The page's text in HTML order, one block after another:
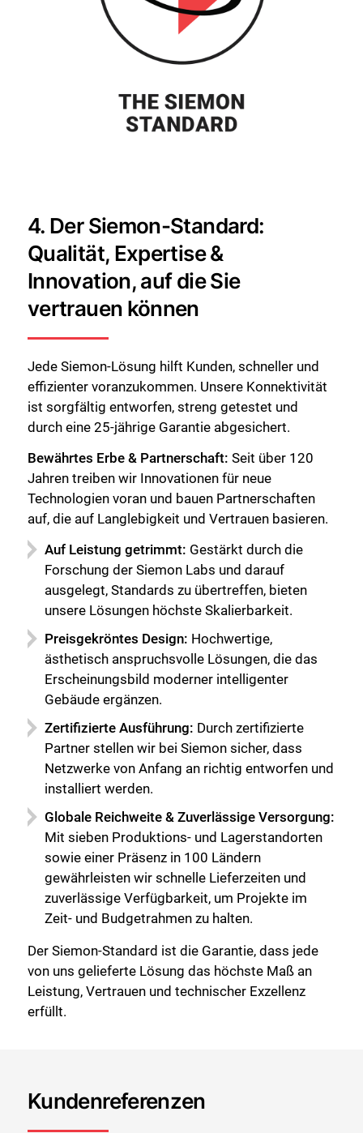
4. Der Siemon-Standard:
Qualität, Expertise &
Innovation, auf die Sie
vertrauen können
Jede Siemon-Lösung hilft Kunden, schneller und
effizienter voranzukommen. Unsere Konnektivität
ist sorgfältig entworfen, streng getestet und
durch eine 25-jährige Garantie abgesichert.
Bewährtes Erbe & Partnerschaft: Seit über 120
Jahren treiben wir Innovationen für neue
Technologien voran und bauen Partnerschaften
auf, die auf Langlebigkeit und Vertrauen basieren.
Auf Leistung getrimmt: Gestärkt durch die
Forschung der Siemon Labs und darauf
ausgelegt, Standards zu übertreffen, bieten
unsere Lösungen höchste Skalierbarkeit.
Preisgekröntes Design: Hochwertige,
ästhetisch anspruchsvolle Lösungen, die das
Erscheinungsbild moderner intelligenter
Gebäude ergänzen.
Zertifizierte Ausführung: Durch zertifizierte
Partner stellen wir bei Siemon sicher, dass
Netzwerke von Anfang an richtig entworfen und
installiert werden.
Globale Reichweite & Zuverlässige Versorgung:
Mit sieben Produktions- und Lagerstandorten
sowie einer Präsenz in 100 Ländern
gewährleisten wir schnelle Lieferzeiten und
zuverlässige Verfügbarkeit, um Projekte im
Zeit- und Budgetrahmen zu halten.
Der Siemon-Standard ist die Garantie, dass jede
von uns gelieferte Lösung das höchste Maß an
Leistung, Vertrauen und technischer Exzellenz
erfüllt.
Kundenreferenzen